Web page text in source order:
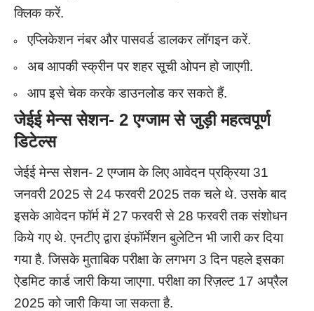
क्लिक करें.
एप्लिकेशन नंबर और पासवर्ड डालकर लॉगइन करें.
अब आपकी स्क्रीन पर शहर सूची ओपन हो जाएगी.
आप इसे चेक करके डाउनलोड कर सकते हैं.
जेईई मेन्स सेशन- 2 एग्जाम से जुड़ी महत्वपूर्ण
डिटेल्स
जेईई मेन्स सेशन- 2 एग्जाम के लिए आवेदन प्रक्रिया 31
जनवरी 2025 से 24 फरवरी 2025 तक चले थे. उसके बाद
इसके आवेदन फॉर्म में 27 फरवरी से 28 फरवरी तक संशोधन
किये गए थे. एनटीए द्वारा इंफॉर्मेशन बुलेटिन भी जारी कर दिया
गया है. जिसके मुताबिक परीक्षा के लगभग 3 दिन पहले इसका
ऐडमिट कार्ड जारी किया जाएगा. परीक्षा का रिज़ल्ट 17 अप्रैल
2025 को जारी किया जा सकता है.